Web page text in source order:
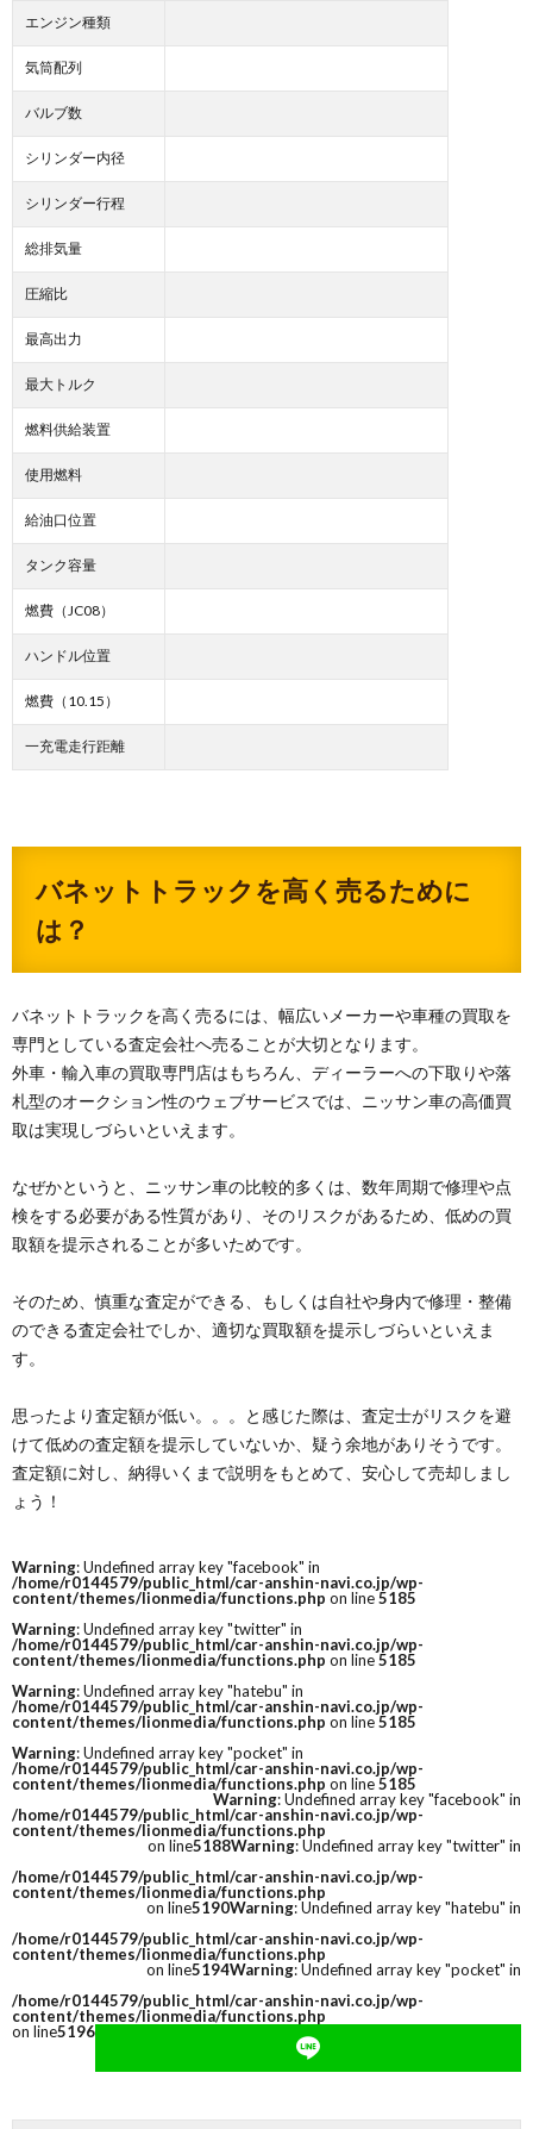
エンジン種類
気筒配列
バルブ数
シリンダー内径
シリンダー行程
総排気量
圧縮比
最高出力
最大トルク
燃料供給装置
使用燃料
給油口位置
タンク容量
燃費（JC08）
ハンドル位置
燃費（10.15）
一充電走行距離
バネットトラックを高く売るために
は？
バネットトラックを高く売るには、幅広いメーカーや車種の買取を
専門としている査定会社へ売ることが大切となります。
外車・輸入車の買取専門店はもちろん、ディーラーへの下取りや落
札型のオークション性のウェブサービスでは、ニッサン車の高価買
取は実現しづらいといえます。
なぜかというと、ニッサン車の比較的多くは、数年周期で修理や点
検をする必要がある性質があり、そのリスクがあるため、低めの買
取額を提示されることが多いためです。
そのため、慎重な査定ができる、もしくは自社や身内で修理・整備
のできる査定会社でしか、適切な買取額を提示しづらいといえま
す。
思ったより査定額が低い。。。と感じた際は、査定士がリスクを避
けて低めの査定額を提示していないか、疑う余地がありそうです。
査定額に対し、納得いくまで説明をもとめて、安心して売却しまし
ょう！
Warning: Undefined array key "facebook" in
/home/r0144579/public_html/car-anshin-navi.co.jp/wp-
content/themes/lionmedia/functions.php on line5185
Warning: Undefined array key "twitter" in
/home/r0144579/public_html/car-anshin-navi.co.jp/wp-
content/themes/lionmedia/functions.php on line5185
Warning: Undefined array key "hatebu" in
/home/r0144579/public_html/car-anshin-navi.co.jp/wp-
content/themes/lionmedia/functions.php on line5185
Warning: Undefined array key "pocket" in
/home/r0144579/public_html/car-anshin-navi.co.jp/wp-
content/themes/lionmedia/functions.php on line5185
Warning: Undefined array key "facebook" in
/home/r0144579/public_html/car-anshin-navi.co.jp/wp-
content/themes/lionmedia/functions.php
on line5188Warning: Undefined array key "twitter" in
/home/r0144579/public_html/car-anshin-navi.co.jp/wp-
content/themes/lionmedia/functions.php
on line5190Warning: Undefined array key "hatebu" in
/home/r0144579/public_html/car-anshin-navi.co.jp/wp-
content/themes/lionmedia/functions.php
on line5194Warning: Undefined array key "pocket" in
/home/r0144579/public_html/car-anshin-navi.co.jp/wp-
content/themes/lionmedia/functions.php
on line5196